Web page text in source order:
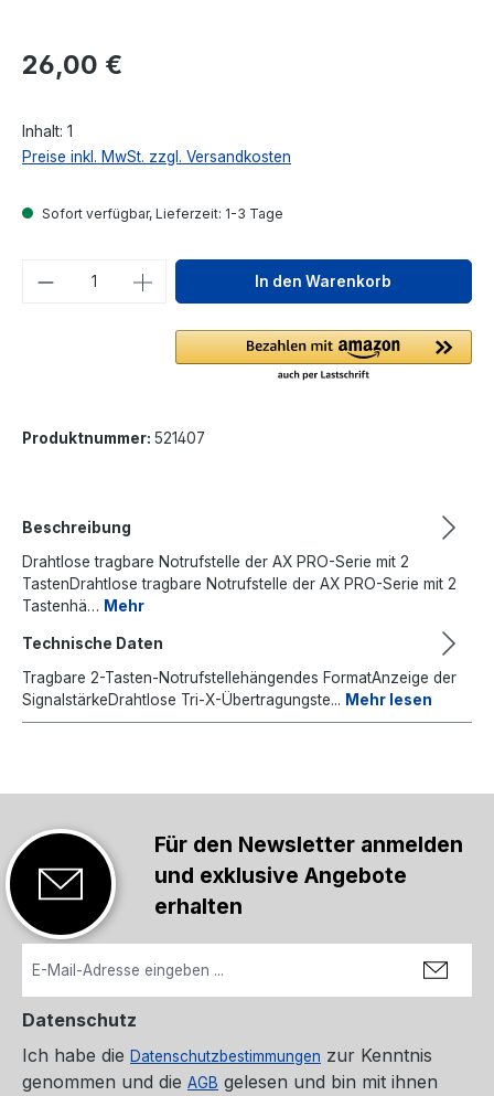
Regulärer Preis:
26,00 €
Inhalt: 1
Preise inkl. MwSt. zzgl. Versandkosten
Sofort verfügbar, Lieferzeit: 1-3 Tage
Produkt Anzahl: Gib denIn den Warenkorb
Produktnummer: 521407
Beschreibung
Drahtlose tragbare Notrufstelle der AX PRO-Serie mit 2
TastenDrahtlose tragbare Notrufstelle der AX PRO-Serie mit 2
Tastenhä… Mehr
Technische Daten
Tragbare 2-Tasten-Notrufstellehängendes FormatAnzeige der
SignalstärkeDrahtlose Tri-X-Übertragungste... Mehr lesen
Für den Newsletter anmelden
und exklusive Angebote
erhalten
Datenschutz
Ich habe die Datenschutzbestimmungen zur Kenntnis
genommen und die AGB gelesen und bin mit ihnen